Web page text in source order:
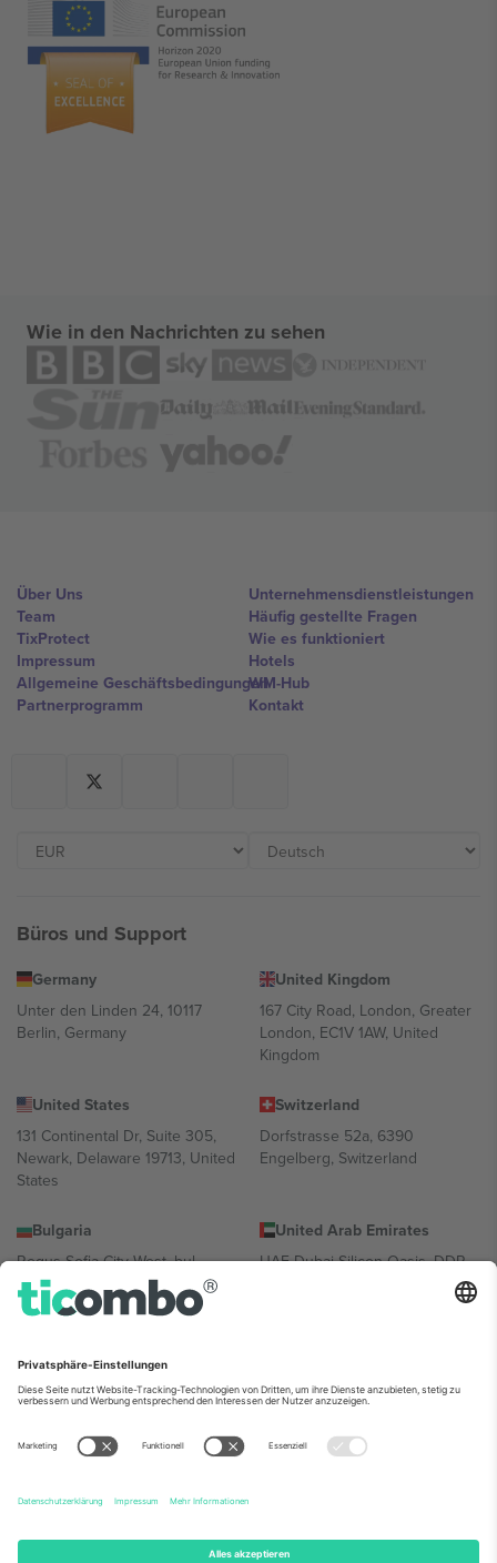
Wie in den Nachrichten zu sehen
Über Uns
Team
TixProtect
Impressum
Allgemeine Geschäftsbedingungen
Partnerprogramm
Unternehmensdienstleistungen
Häufig gestellte Fragen
Wie es funktioniert
Hotels
WM-Hub
Kontakt
Büros und Support
Germany
Unter den Linden 24, 10117
Berlin, Germany
United Kingdom
167 City Road, London, Greater
London, EC1V 1AW, United
Kingdom
United States
131 Continental Dr, Suite 305,
Newark, Delaware 19713, United
States
Switzerland
Dorfstrasse 52a, 6390
Engelberg, Switzerland
Bulgaria
Regus Sofia City West, bul
Totleben 53-55, 1606 Sofia,
Bulgaria
United Arab Emirates
UAE Dubai Silicon Oasis, DDP
Building A1, Office 302, Dubai,
Mexico
Av Chapultepec 360, Roma
Norte, Cuauhtémoc, 06700
Ciudad de México, CDMX,
Mexico
Die juristische Person des Plattformanbieters kann je nach
Informationen finden Sie auf der jeweiligen Veranstaltungsseite, im